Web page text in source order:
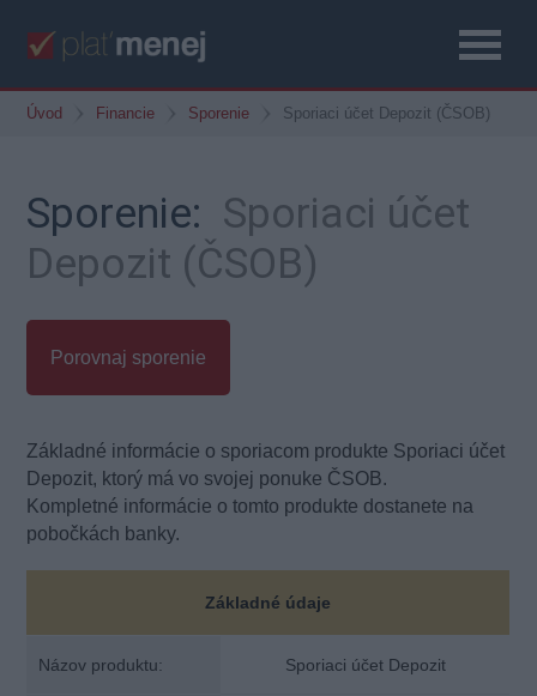
Úvod Financie Sporenie Sporiaci účet Depozit (ČSOB)
Sporenie: Sporiaci účet
Depozit (ČSOB)
Porovnaj sporenie
Základné informácie o sporiacom produkte Sporiaci účet
Depozit, ktorý má vo svojej ponuke ČSOB.
Kompletné informácie o tomto produkte dostanete na
pobočkách banky.
Základné údaje
Názov produktu: Sporiaci účet Depozit